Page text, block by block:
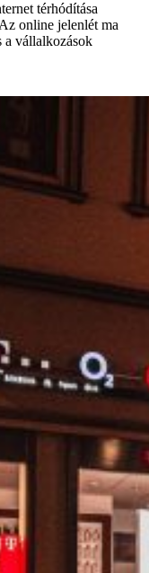
térhódítása
online jelenlét ma
a vállalkozások